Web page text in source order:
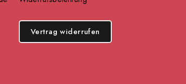
Vertrag widerrufen